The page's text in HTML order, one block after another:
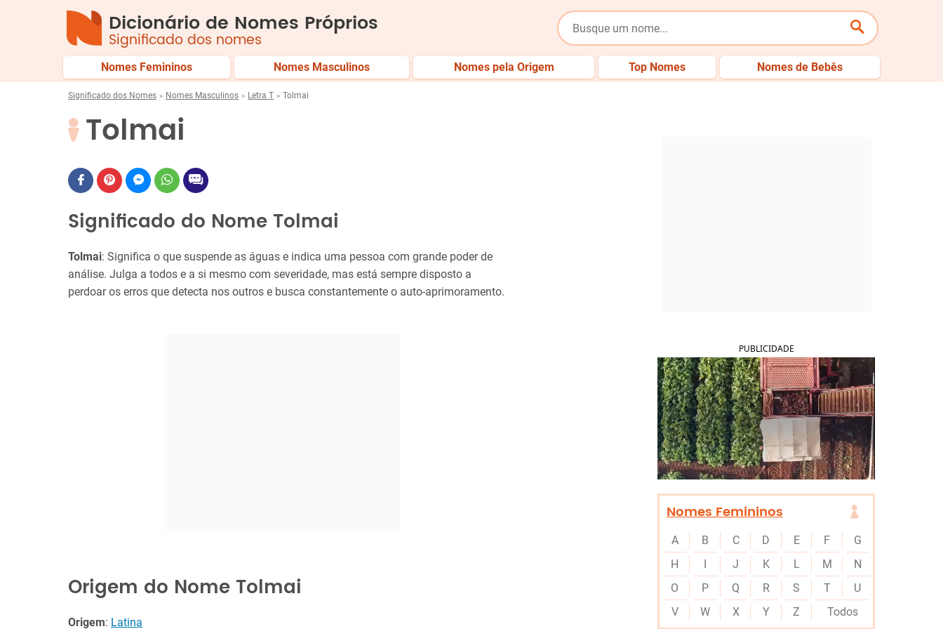
Dicionário de Nomes Próprios
Significado dos nomes
Nomes Femininos Nomes Masculinos Nomes pela Origem Top Nomes Nomes de Bebês
Significado dos Nomes Nomes Masculinos Letra T Tolmai
Tolmai
Significado do Nome Tolmai
Tolmai: Significa o que suspende as águas e indica uma pessoa com grande poder de
análise. Julga a todos e a si mesmo com severidade, mas está sempre disposto a
perdoar os erros que detecta nos outros e busca constantemente o auto-aprimoramento.
Origem do Nome Tolmai
Origem: Latina
PUBLICIDADE
Nomes Femininos
A B C D E F
G
H
I J K L M
N
O
P Q R S T
U
V
W X Y Z Todos